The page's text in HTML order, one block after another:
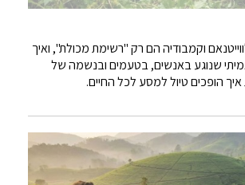
וקמבודיה הם רק "רשימת מכולת", ואיך
שנוגע באנשים, בטעמים ובנשמה של
הופכים טיול למסע לכל החיים.